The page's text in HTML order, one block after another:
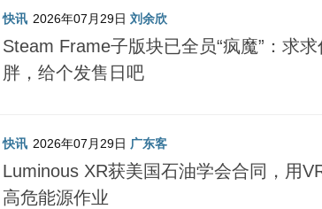
快讯 2026年07月29日 刘余欣
Steam Frame子版块已全员“疯魔”：求求
胖，给个发售日吧
快讯 2026年07月29日 广东客
Luminous XR获美国石油学会合同，用
高危能源作业